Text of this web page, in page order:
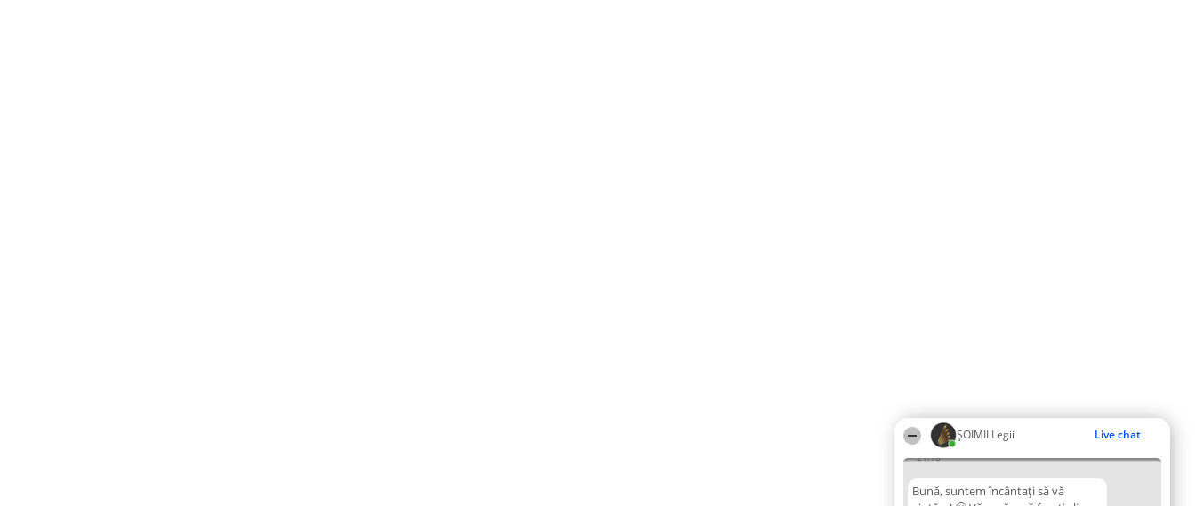
ȘOIMII Legii Live chat
21:18
Bună, suntem încântați să vă